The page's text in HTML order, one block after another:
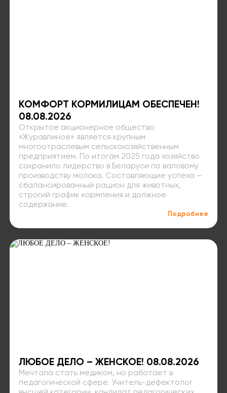
КОМФОРТ КОРМИЛИЦАМ ОБЕСПЕЧЕН!
08.08.2026
Открытое акционерное общество
«Журавлиное» является крупным
многоотраслевым сельскохозяйственным
предприятием. По итогам 2025 года хозяйство
сохранило лидерство в Беларуси по валовому
производству молока. Составляющие успеха –
сбалансированный рацион для животных,
строгий график кормления и должное
содержание.
Подробнее
ЛЮБОЕ ДЕЛО – ЖЕНСКОЕ! 08.08.2026
Мечтала стать медиком, но работает в
педагогической сфере. Учитель-дефектолог